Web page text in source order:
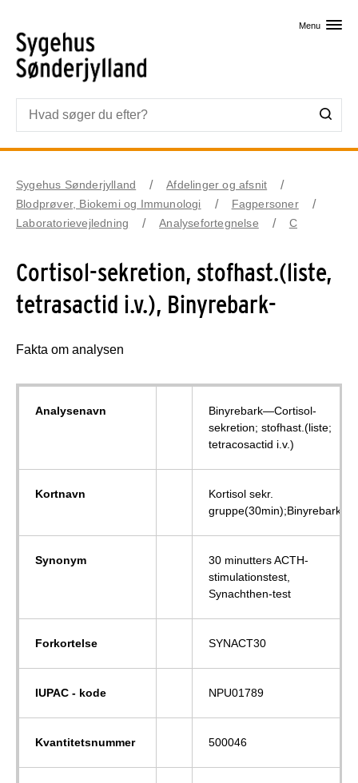
Menu
Sygehus Sønderjylland
Afdelinger og afsnit
Blodprøver, Biokemi og Immunologi
Fagpersoner
Laboratorievejledning
Analysefortegnelse C
Cortisol-sekretion, stofhast.(liste,
tetrasactid i.v.), Binyrebark-
Fakta om analysen
Analysenavn
Binyrebark—Cortisol-
sekretion; stofhast.(liste;
tetracosactid i.v.)
Kortnavn
Kortisol sekr.
gruppe(30min);Binyrebark
Synonym
30 minutters ACTH-
stimulationstest,
Synachthen-test
Forkortelse SYNACT30
IUPAC - kode NPU01789
Kvantitetsnummer 500046